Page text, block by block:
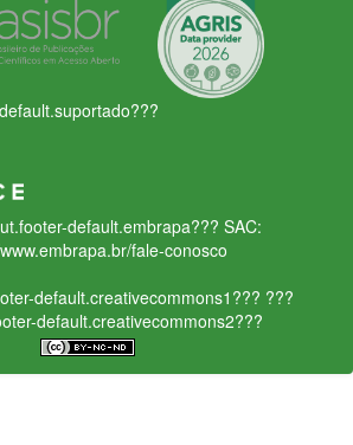
default.embrapa??? SAC:
fale-conosco
default.creativecommons1??? ???
default.creativecommons2???